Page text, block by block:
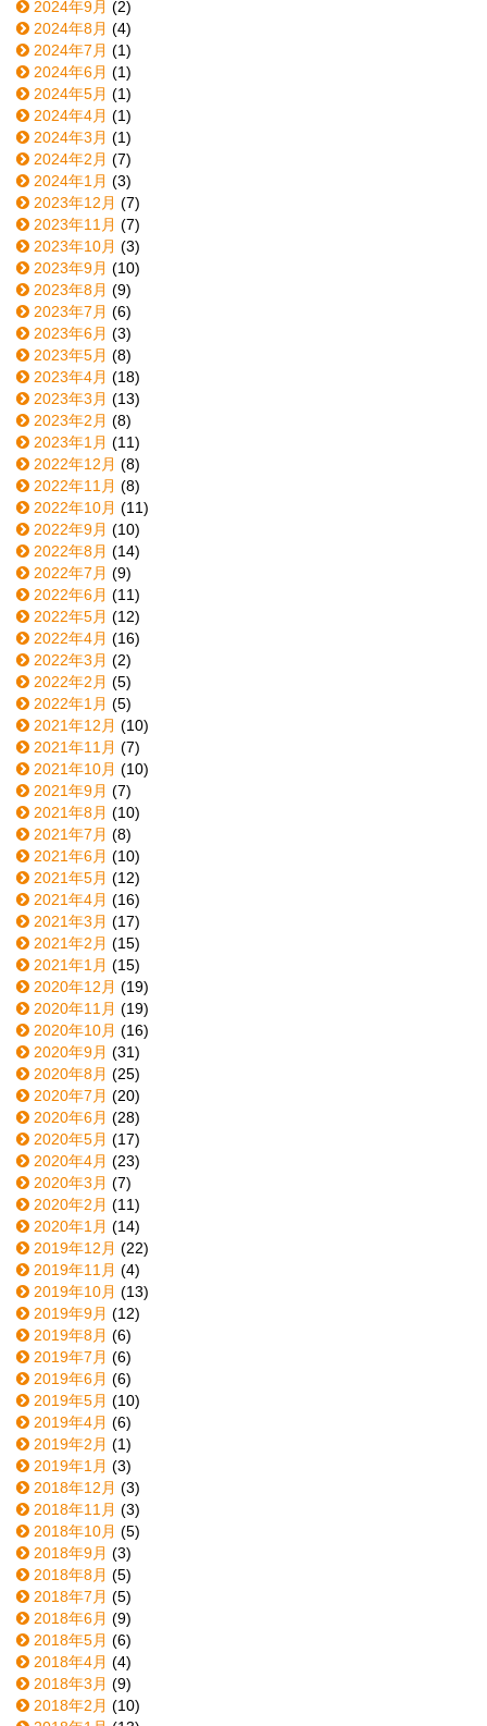
2024年9月 (2)
2024年8月 (4)
2024年7月 (1)
2024年6月 (1)
2024年5月 (1)
2024年4月 (1)
2024年3月 (1)
2024年2月 (7)
2024年1月 (3)
2023年12月 (7)
2023年11月 (7)
2023年10月 (3)
2023年9月 (10)
2023年8月 (9)
2023年7月 (6)
2023年6月 (3)
2023年5月 (8)
2023年4月 (18)
2023年3月 (13)
2023年2月 (8)
2023年1月 (11)
2022年12月 (8)
2022年11月 (8)
2022年10月 (11)
2022年9月 (10)
2022年8月 (14)
2022年7月 (9)
2022年6月 (11)
2022年5月 (12)
2022年4月 (16)
2022年3月 (2)
2022年2月 (5)
2022年1月 (5)
2021年12月 (10)
2021年11月 (7)
2021年10月 (10)
2021年9月 (7)
2021年8月 (10)
2021年7月 (8)
2021年6月 (10)
2021年5月 (12)
2021年4月 (16)
2021年3月 (17)
2021年2月 (15)
2021年1月 (15)
2020年12月 (19)
2020年11月 (19)
2020年10月 (16)
2020年9月 (31)
2020年8月 (25)
2020年7月 (20)
2020年6月 (28)
2020年5月 (17)
2020年4月 (23)
2020年3月 (7)
2020年2月 (11)
2020年1月 (14)
2019年12月 (22)
2019年11月 (4)
2019年10月 (13)
2019年9月 (12)
2019年8月 (6)
2019年7月 (6)
2019年6月 (6)
2019年5月 (10)
2019年4月 (6)
2019年2月 (1)
2019年1月 (3)
2018年12月 (3)
2018年11月 (3)
2018年10月 (5)
2018年9月 (3)
2018年8月 (5)
2018年7月 (5)
2018年6月 (9)
2018年5月 (6)
2018年4月 (4)
2018年3月 (9)
2018年2月 (10)